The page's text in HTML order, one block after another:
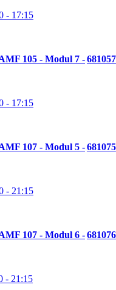
- 17:15
105 - Modul 7 -681057
- 17:15
107 - Modul 5 -681075
- 21:15
107 - Modul 6 -681076
- 21:15